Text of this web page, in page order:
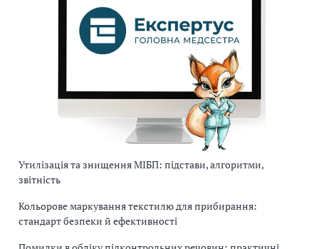
Утилізація та знищення МІБП: підстави, алгоритми,
звітність
Кольорове маркування текстилю для прибирання:
стандарт безпеки й ефективності